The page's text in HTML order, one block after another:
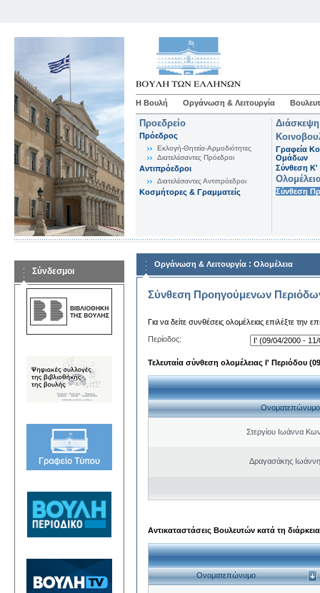
Η Βουλή Οργάνωση & Λειτουργία
Προεδρείο
Πρόεδρος
Εκλογή-Θητεία-Αρμοδιότητες
Διατελέσαντες Πρόεδροι
Αντιπρόεδροι
Διατελέσαντες Αντιπρόεδροι
Κοσμήτορες & Γραμματείς
Γραφεία
Ομάδων
Σύνθεση K'
Σύνθεση
Σύνδεσμοι
Οργάνωση & Λειτουργία : Ολομέλεια
Σύνθεση Προηγούμενων
Για να δείτε συνθέσεις ολομέλειας επιλέξτε την
Περίοδος:
Τελευταία σύνθεση ολομέλειας Ι' Περιόδου
Ονοματεπώνυμο
Στεργίου Ιωάννα
Δραγασάκης
Αντικαταστάσεις Βουλευτών κατά τη
Ονοματεπώνυμο